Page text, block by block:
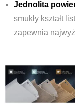
Jednolita
smukły kształt
zapewnia